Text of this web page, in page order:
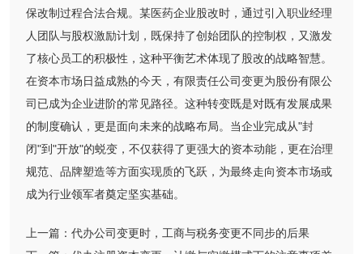
保改制过程合法合规。某医药企业股改时，通过引入职业经理
人团队与股权激励计划，既保持了创始团队的控制权，又激发
了核心员工的积极性，这种平衡艺术体现了股改的战略智慧。
在资本市场日益成熟的今天，有限责任公司变更为股份有限公
司已成为企业进阶的常见路径。这种转变既是对既有发展成果
的制度确认，更是面向未来的战略布局。当企业完成从"封
闭"到"开放"的蜕变，不仅获得了更强大的资本动能，更在治理
规范、品牌塑造等方面实现质的飞跃，为最终走向资本市场或
成为行业领军者奠定坚实基础。
上一篇： 代办公司变更时，工商与税务变更不同步的后果